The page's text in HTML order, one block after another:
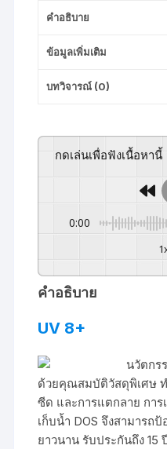
ลิตร
คำอธิบาย
ข้อมูลเพิ่มเติม
บทวิจารณ์ (0)
กดเล่นเพื่อฟังเนื้อหานี้
0:00
คำอธิบาย
UV 8+
นวัตกร
ด้วยคุณสมบัติวัสดุพิเศษ ท
ซีด และการแตกลาย กา
เก็บน้ำ DOS จึงสามารถ
ยาวนาน รับประกันถึง 15